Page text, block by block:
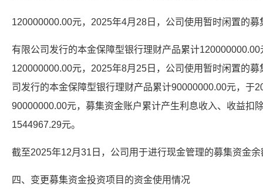
120000000.00元，2025年4月28日，公司使用暂时闲置的
有限公司发行的本金保障型银行理财产品累计
120000000.00元，2025年8月25日，公司使用暂时闲置的
司发行的本金保障型银行理财产品累计90000000.00元，于
90000000.00元，募集资金账户累计产生利息收入、收益扣
1544967.29元。
截至2025年12月31日，公司用于进行现金管理的募集资金
四、变更募集资金投资项目的资金使用情况